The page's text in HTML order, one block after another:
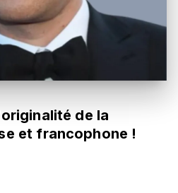
de la
et francophone !